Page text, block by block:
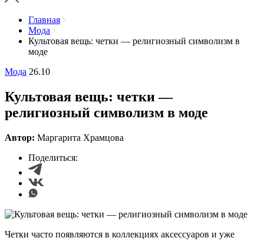
Главная
Мода
Культовая вещь: четки — религиозный символизм в
моде
Мода 26.10
Культовая вещь: четки —
религиозный символизм в моде
Автор: Маргарита Храмцова
Поделиться:
Четки часто появляются в коллекциях аксессуаров и уже